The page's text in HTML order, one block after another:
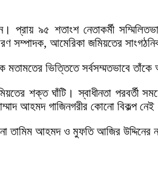
প্রায় ৯৫ শতাংশ নেতাকর্মী
সম্পাদক, আমেরিকা জমিয়তের
মতামতের ভিত্তিতে সর্বসম্মতভাবে
শক্ত ঘাঁটি। স্বাধীনতা পরবর্তী
আহমদ গাজিনগরীর কোনো বিকল্প
তামিম আহমদ ও মুফতি আজির উদ্দিনের